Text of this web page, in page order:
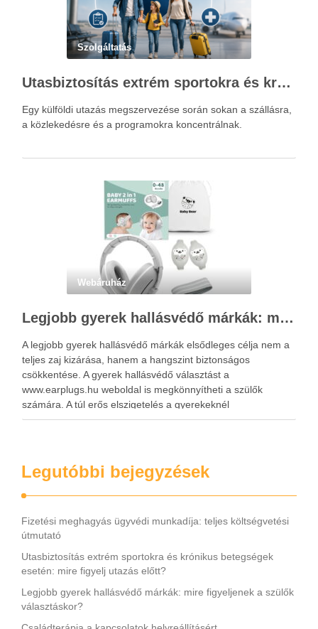
Szolgáltatás
Utasbiztosítás extrém sportokra és krónikus betegségek esetén: mire figyelj utazás előtt?
Egy külföldi utazás megszervezése során sokan a szállásra,
a közlekedésre és a programokra koncentrálnak.
Webáruház
Legjobb gyerek hallásvédő márkák: mire figyeljenek a szülők választáskor?
A legjobb gyerek hallásvédő márkák elsődleges célja nem a
teljes zaj kizárása, hanem a hangszint biztonságos
csökkentése. A gyerek hallásvédő választást a
www.earplugs.hu weboldal is megkönnyítheti a szülők
számára. A túl erős elszigetelés a gyerekeknél
kényelmetlenséget, félelmet vagy dezorientáltságot is
Legutóbbi bejegyzések
Fizetési meghagyás ügyvédi munkadíja: teljes költségvetési
útmutató
Utasbiztosítás extrém sportokra és krónikus betegségek
esetén: mire figyelj utazás előtt?
Legjobb gyerek hallásvédő márkák: mire figyeljenek a szülők
választáskor?